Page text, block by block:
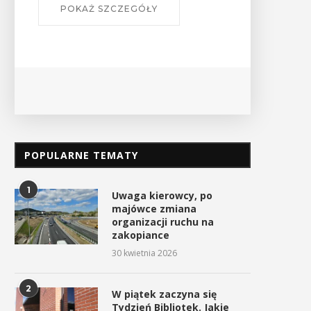
POKAŻ SZCZEGÓŁY
POPULARNE TEMATY
1
Uwaga kierowcy, po
majówce zmiana
organizacji ruchu na
zakopiance
30 kwietnia 2026
2
W piątek zaczyna się
Tydzień Bibliotek. Jakie